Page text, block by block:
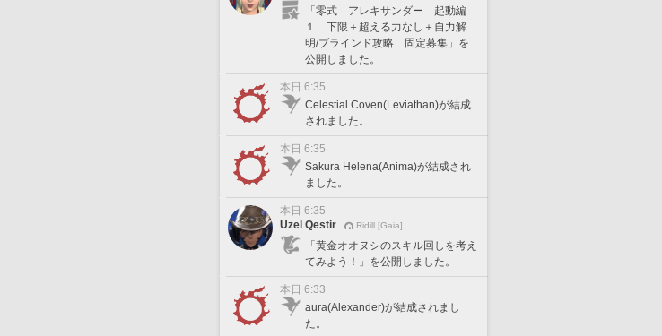
「零式 アレキサンダー 起動編
１ 下限＋超える力なし＋自力解
明/ブラインド攻略 固定募集」を
公開しました。
本日 6:35
Celestial Coven(Leviathan)が結成
されました。
本日 6:35
Sakura Helena(Anima)が結成され
ました。
本日 6:35
Uzel Qestir
Ridill [Gaia]
「黄金オオヌシのスキル回しを考え
てみよう！」を公開しました。
本日 6:33
aura(Alexander)が結成されまし
た。